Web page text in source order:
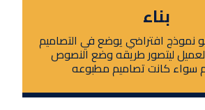
بناء
نموذج افتراضي يوضع في التصاميم
ليتصور طريقه وضع النصوص
سواء كانت تصاميم مطبوعه